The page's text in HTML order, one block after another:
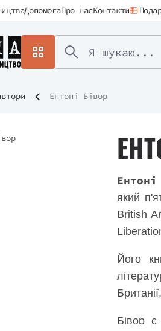
ДопомогаПро насКонтакти
Ентоні Бівор
який
British
Його
Бівор є